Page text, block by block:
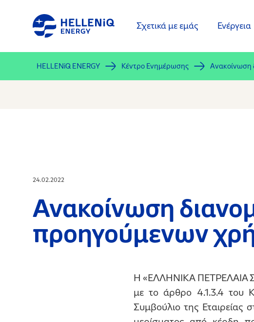
περιεχόμενο
Σχετικά με εμάς Ενέργεια
HELLENiQ ENERGY Κέντρο Ενημέρωσης Ανακοίνωση
24.02.2022
Ανακοίνωση
προηγούμενων
Η «ΕΛΛΗΝΙΚΑ ΠΕΤΡΕΛΑΙΑ
με το άρθρο 4.1.3.4 του
Συμβούλιο της